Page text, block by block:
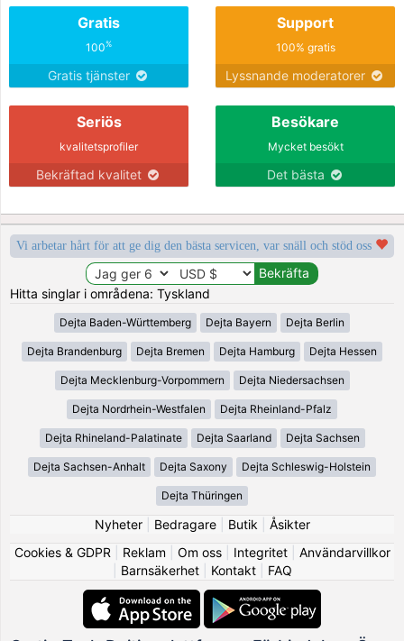
Gratis
100%
Gratis tjänster
Support
100% gratis
Lyssnande moderatorer
Seriös
kvalitetsprofiler
Bekräftad kvalitet
Besökare
Mycket besökt
Det bästa
Vi arbetar hårt för att ge dig den bästa servicen, var snäll och stöd oss
Hitta singlar i områdena: Tyskland
Dejta Baden-Württemberg Dejta Bayern Dejta Berlin
Dejta Brandenburg Dejta Bremen Dejta Hamburg Dejta Hessen
Dejta Mecklenburg-Vorpommern Dejta Niedersachsen
Dejta Nordrhein-Westfalen Dejta Rheinland-Pfalz
Dejta Rhineland-Palatinate Dejta Saarland Dejta Sachsen
Dejta Sachsen-Anhalt Dejta Saxony Dejta Schleswig-Holstein
Dejta Thüringen
Nyheter| Bedragare| Butik
Åsikter
Cookies & GDPR
Reklam Om oss| Integritet| Användarvillkor
Barnsäkerhet| Kontakt| FAQ